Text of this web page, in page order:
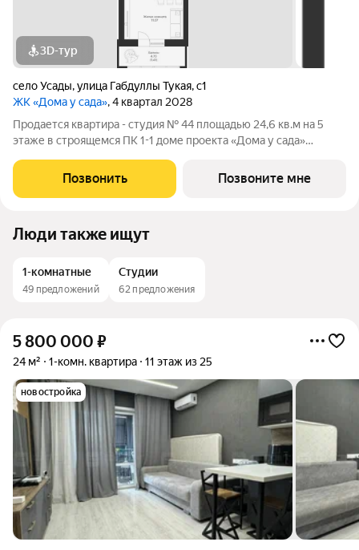
3D-тур
село Усады,улица Габдуллы Тукая,с1
ЖК «Дома у сада», 4 квартал 2028
Продается квартира - студия № 44 площадью 24,6 кв.м на 5
этаже в строящемся ПК 1-1 доме проекта «Дома у сада»
жилой комплекс с развитой инфраструктурой, прекрасными
видами и удобным
Позвонить Позвоните мне
Люди также ищут
1-комнатные
49 предложений
Студии
62 предложения
5 800 000 ₽
24 м² 1-комн. квартира 11 этаж из 25
новостройка